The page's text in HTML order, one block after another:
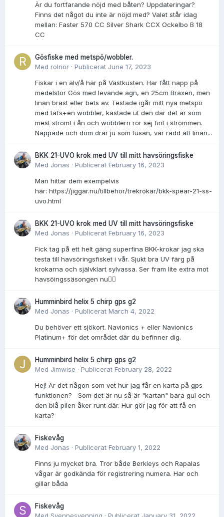
Är du fortfarande nöjd med båten? Uppdateringar?
Finns det något du inte är nöjd med? Valet står idag
mellan: Faster 570 CC Silver Shark CCX Ockelbo B 18
CC
Gösfiske med metspö/wobbler.
Med rolnor · Publicerat June 17, 2023
Fiskar i en älv/å här på Västkusten. Har fått napp på
medelstor Gös med levande agn, en 25cm Braxen, men
linan brast eller bets av. Testade igår mitt nya metspö
med tafs+en wobbler, kastade ut den där det är som
mest strömt i ån och wobblern rör sej fint i strömmen.
Nappade och dom drar ju som tusan, var rädd att linan...
BKK 21-UVO krok med UV till mitt havsöringsfiske
Med Jonas · Publicerat February 16, 2023
Man hittar dem exempelvis
här: https://jiggar.nu/tillbehor/trekrokar/bkk-spear-21-ss-
uvo.html
BKK 21-UVO krok med UV till mitt havsöringsfiske
Med Jonas · Publicerat February 16, 2023
Fick tag på ett helt gäng superfina BKK-krokar jag ska
testa till havsöringsfisket i vår. Sjukt bra UV färg på
krokarna och självklart sylvassa. Ser fram lite extra mot
havsöingssäsongen nu👌🏻
Humminbird helix 5 chirp gps g2
Med Jonas · Publicerat March 4, 2022
Du behöver ett sjökort. Navionics + eller Navionics
Platinum+ för det området där du befinner dig.
Humminbird helix 5 chirp gps g2
Med Jimwise · Publicerat February 28, 2022
Hej! Är det någon som vet hur jag får en karta på gps
funktionen? Som det är nu så är "kartan" bara gul och
den blå pilen åker runt där. Hur gör jag för att få en
karta?
Fiskevåg
Med Jonas · Publicerat February 1, 2022
Finns ju mycket bra. Tror både Berkleys och Rapalas
vågar är godkända för registrering numera. Har och
gillar båda
Fiskevåg